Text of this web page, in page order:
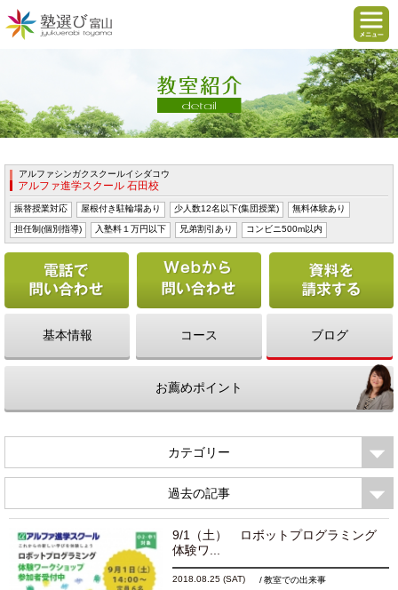
アルファシンガクスクールイシダコウ
アルファ進学スクール 石田校
振替授業対応 屋根付き駐輪場あり 少人数12名以下(集団授業) 無料体験あり
担任制(個別指導) 入塾料１万円以下 兄弟割引あり コンビニ500m以内
電話で問い合わせる Webから問い合わせ
基本情報 コース ブログ
お薦めポイント
カテゴリー
過去の記事
9/1（土） ロボットプログラミング
体験ワ...
2018.08.25(SAT) 教室での出来事